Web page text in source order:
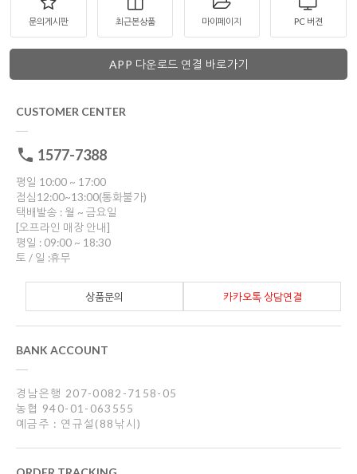
문의게시판 최근본상품 마이페이지 PC 버젼
APP 다운로드 연결 바로가기
CUSTOMER CENTER
1577-7388
평일 10:00 ~ 17:00
점심12:00~13:00(통화불가)
택배발송 : 월 ~ 금요일
[오프라인 매장 안내]
평일 : 09:00 ~ 18:30
토 / 일 :휴무
카카오톡 상담연결
상품문의
BANK ACCOUNT
경남은행 207-0082-7158-05
농협 940-01-063555
예금주 : 연규설(88낚시)